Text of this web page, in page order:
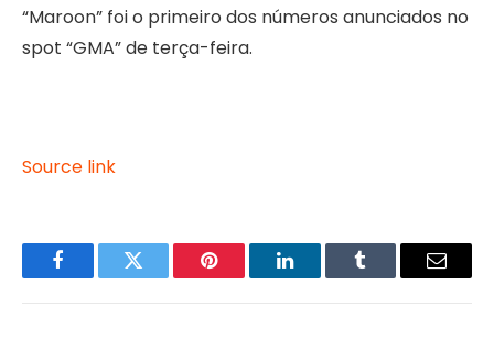
“Maroon” foi o primeiro dos números anunciados no
spot “GMA” de terça-feira.
Source link
FacebookTwitter Pinterest LinkedInTumblr Email